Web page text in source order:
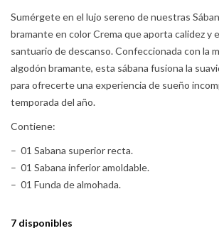
Sumérgete en el lujo sereno de nuestras
bramante en color Crema que aporta calidez y
santuario de descanso. Confeccionada con la
algodón bramante, esta sábana fusiona la
para ofrecerte una experiencia de sueño
temporada del año.
Contiene:
– 01 Sabana superior recta.
– 01 Sabana inferior amoldable.
– 01 Funda de almohada.
7 disponibles